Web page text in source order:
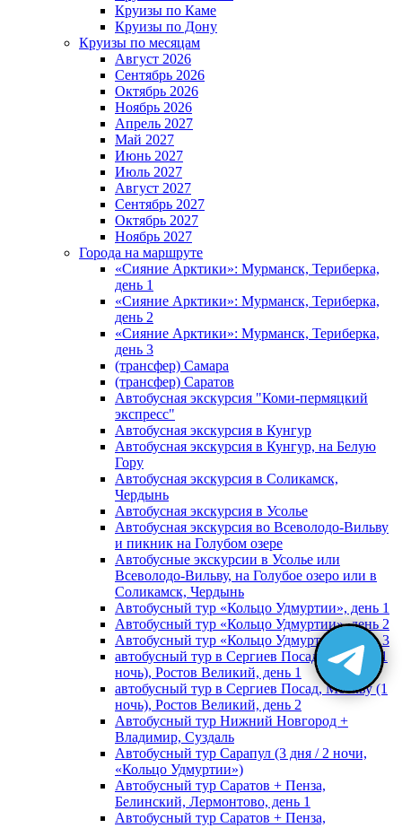
Круизы по Каме
Круизы по Дону
Круизы по месяцам
Август 2026
Сентябрь 2026
Октябрь 2026
Ноябрь 2026
Апрель 2027
Май 2027
Июнь 2027
Июль 2027
Август 2027
Сентябрь 2027
Октябрь 2027
Ноябрь 2027
Города на маршруте
«Сияние Арктики»: Мурманск, Териберка,
день 1
«Сияние Арктики»: Мурманск, Териберка,
день 2
«Сияние Арктики»: Мурманск, Териберка,
день 3
(трансфер) Самара
(трансфер) Саратов
Автобусная экскурсия "Коми-пермяцкий
экспресс"
Автобусная экскурсия в Кунгур
Автобусная экскурсия в Кунгур, на Белую
Гору
Автобусная экскурсия в Соликамск,
Чердынь
Автобусная экскурсия в Усолье
Автобусная экскурсия во Всеволодо-Вильву
и пикник на Голубом озере
Автобусные экскурсии в Усолье или
Всеволодо-Вильву, на Голубое озеро или в
Соликамск, Чердынь
Автобусный тур «Кольцо Удмуртии», день 1
Автобусный тур «Кольцо Удмуртии», день 2
Автобусный тур «Кольцо Удмуртии», день 3
автобусный тур в Сергиев Посад, Москву (1
ночь), Ростов Великий, день 1
автобусный тур в Сергиев Посад, Москву (1
ночь), Ростов Великий, день 2
Автобусный тур Нижний Новгород +
Владимир, Суздаль
Автобусный тур Сарапул (3 дня / 2 ночи,
«Кольцо Удмуртии»)
Автобусный тур Саратов + Пенза,
Белинский, Лермонтово, день 1
Автобусный тур Саратов + Пенза,